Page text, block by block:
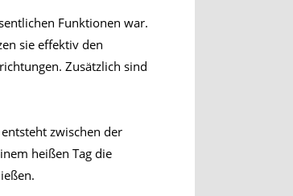
Funktionen war.
sie effektiv den
Zusätzlich sind
zwischen der
heißen Tag die